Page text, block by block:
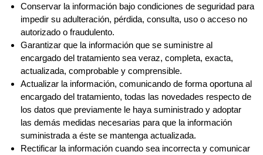
Conservar la información bajo condiciones de seguridad para
impedir su adulteración, pérdida, consulta, uso o acceso no
autorizado o fraudulento.
Garantizar que la información que se suministre al
encargado del tratamiento sea veraz, completa, exacta,
actualizada, comprobable y comprensible.
Actualizar la información, comunicando de forma oportuna al
encargado del tratamiento, todas las novedades respecto de
los datos que previamente le haya suministrado y adoptar
las demás medidas necesarias para que la información
suministrada a éste se mantenga actualizada.
Rectificar la información cuando sea incorrecta y comunicar